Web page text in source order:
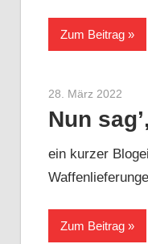
Zum Beitrag
28. März 2022
Nun
ein kurzer
Zum Beitrag